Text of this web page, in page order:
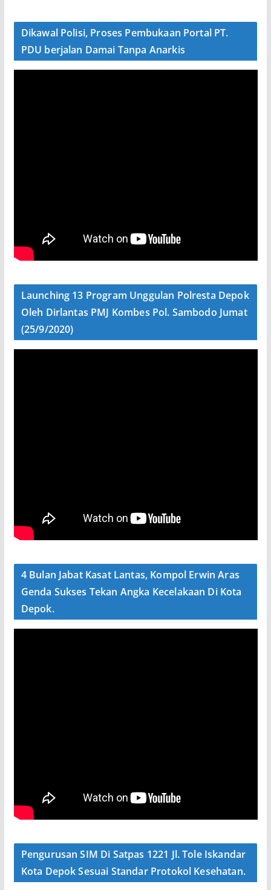
Dikawal Polisi, Proses Pembukaan Portal PT.
PDU berjalan Damai Tanpa Anarkis
Launching 13 Program Unggulan Polresta Depok
Oleh Dirlantas PMJ Kombes Pol. Sambodo Jumat
(25/9/2020)
4 Bulan Jabat Kasat Lantas, Kompol Erwin Aras
Genda Sukses Tekan Angka Kecelakaan Di Kota
Depok.
Pengurusan SIM Di Satpas 1221 Jl. Tole Iskandar
Kota Depok Sesuai Standar Protokol Kesehatan.